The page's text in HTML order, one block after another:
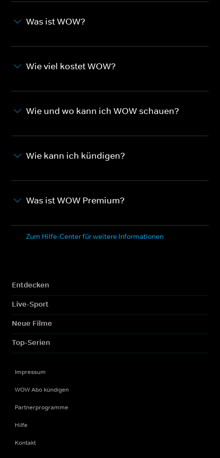
Was ist WOW?
Wie viel kostet WOW?
Wie und wo kann ich WOW schauen?
Wie kann ich kündigen?
Was ist WOW Premium?
Zum Hilfe-Center für weitere Informationen
Entdecken
Live-Sport
Neue Filme
Top-Serien
Impressum
WOW Abo kündigen
Partnerprogramme
Hilfe
Kontakt